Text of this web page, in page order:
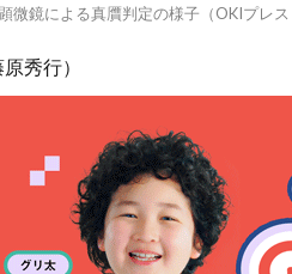
微鏡による真贋判定の様子（OKIプレス
原秀行）